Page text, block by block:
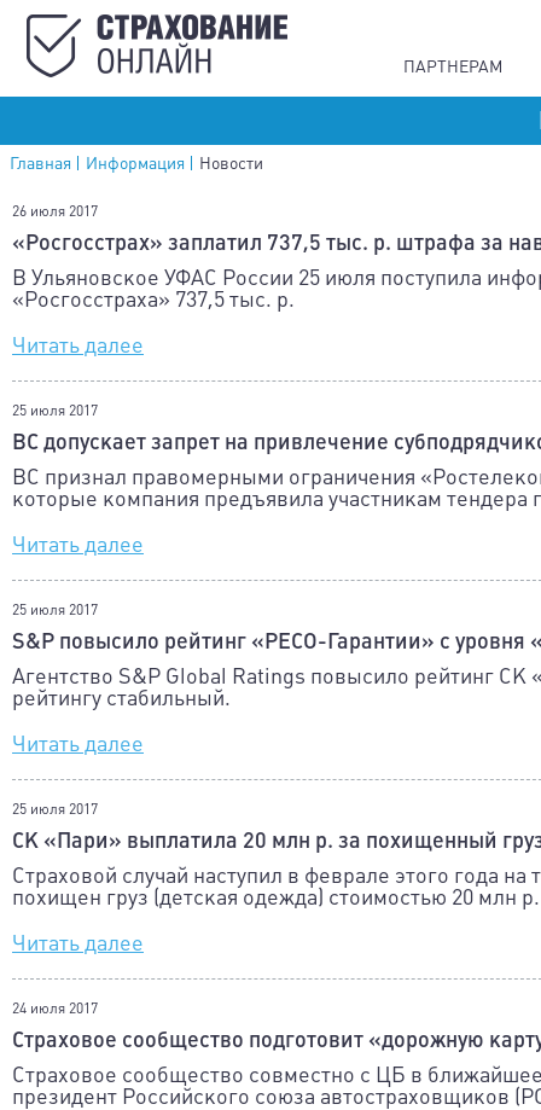
ПАРТНЕРАМ
Главная Информация Новости
26 июля 2017
«Росгосстрах» заплатил 737,5 тыс. р. штрафа за
В Ульяновское УФАС России 25 июля поступила
«Росгосстраха» 737,5 тыс. р.
Читать далее
25 июля 2017
ВС допускает запрет на привлечение
ВС признал правомерными ограничения
которые компания предъявила участникам тендера
Читать далее
25 июля 2017
S&P повысило рейтинг «РЕСО-Гарантии» с уровня
Агентство S&P Global Ratings повысило рейтинг
рейтингу стабильный.
Читать далее
25 июля 2017
СК «Пари» выплатила 20 млн р. за похищенный
Страховой случай наступил в феврале этого года
похищен груз (детская одежда) стоимостью 20 млн р.
Читать далее
24 июля 2017
Страховое сообщество подготовит «дорожную
Страховое сообщество совместно с ЦБ в
президент Российского союза автостраховщиков